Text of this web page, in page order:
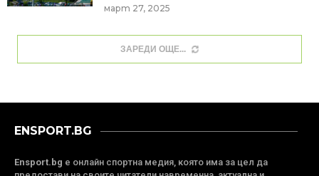
март 27, 2025
ЗАРЕДИ ОЩЕ
ENSPORT.BG
Ensport.bg е онлайн спортна медия, която има за цел да